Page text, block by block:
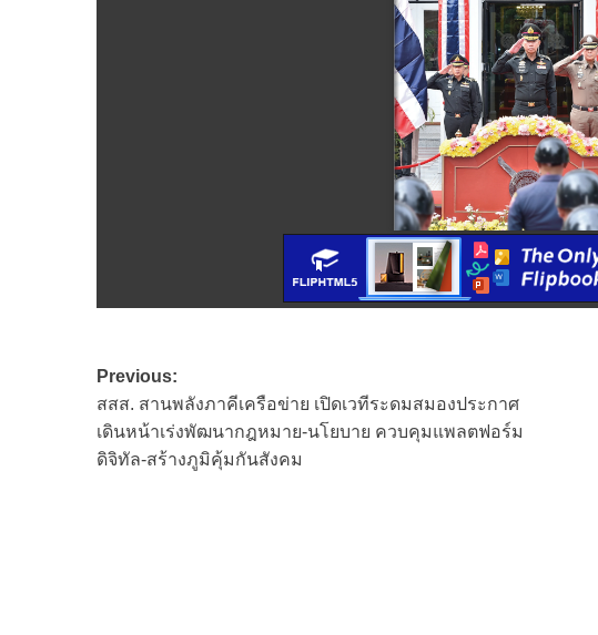
Post
navigation
Previous:
สสส. สานพลังภาคีเครือข่าย เปิดเวทีระดมสมองประกาศ
เดินหน้าเร่งพัฒนากฎหมาย-นโยบาย ควบคุมแพลตฟอร์ม
ดิจิทัล-สร้างภูมิคุ้มกันสังคม